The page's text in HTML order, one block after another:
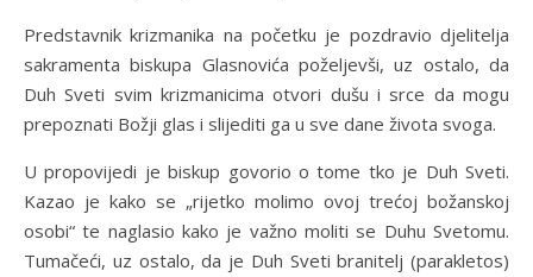
Predstavnik krizmanika na početku je pozdravio djelitelja
sakramenta biskupa Glasnovića poželjevši, uz ostalo, da
Duh Sveti svim krizmanicima otvori dušu i srce da mogu
prepoznati Božji glas i slijediti ga u sve dane života svoga.
U propovijedi je biskup govorio o tome tko je Duh Sveti.
Kazao je kako se „rijetko molimo ovoj trećoj božanskoj
osobi“ te naglasio kako je važno moliti se Duhu Svetomu.
Tumačeći, uz ostalo, da je Duh Sveti branitelj (parakletos)